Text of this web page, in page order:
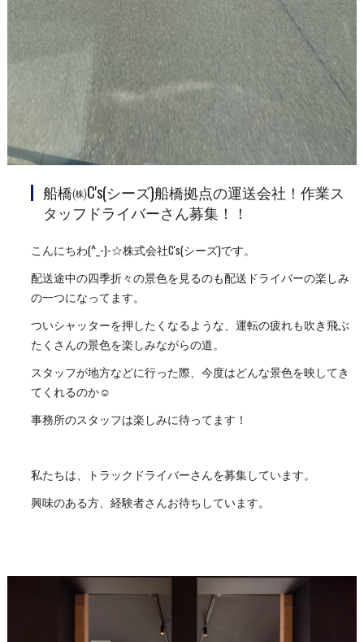
船橋㈱C's(シーズ)船橋拠点の運送会社！作業ス
タッフドライバーさん募集！！
こんにちわ(^_-)-☆株式会社C's(シーズ)です。
配送途中の四季折々の景色を見るのも配送ドライバーの楽しみ
の一つになってます。
ついシャッターを押したくなるような、運転の疲れも吹き飛ぶ
たくさんの景色を楽しみながらの道。
スタッフが地方などに行った際、今度はどんな景色を映してき
てくれるのか☺
事務所のスタッフは楽しみに待ってます！
私たちは、トラックドライバーさんを募集しています。
興味のある方、経験者さんお待ちしています。